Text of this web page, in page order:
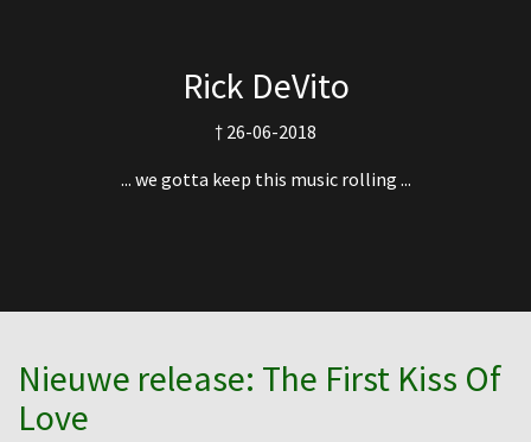
Rick DeVito
† 26-06-2018
... we gotta keep this music rolling ...
Nieuwe release: The First Kiss Of
Love